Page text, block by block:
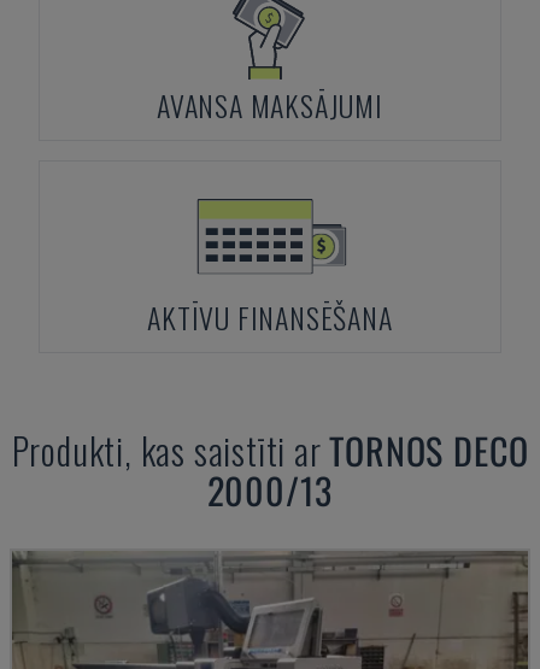
AVANSA MAKSĀJUMI
AKTĪVU FINANSĒŠANA
Produkti, kas saistīti arTORNOS DECO
2000/13